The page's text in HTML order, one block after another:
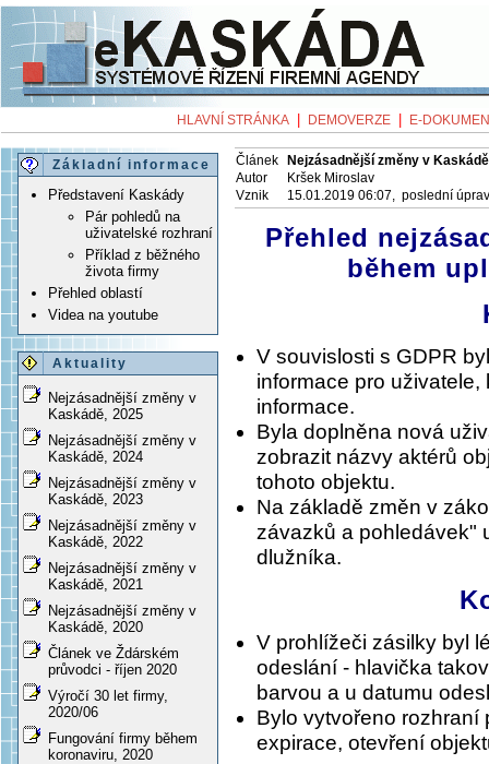
HLAVNÍ STRÁNKA DEMOVERZE E-
Základní informace
Představení Kaskády
Pár pohledů na
uživatelské rozhraní
Příklad z běžného
života firmy
Přehled oblastí
Videa na youtube
Aktuality
Nejzásadnější změny v
Kaskádě, 2025
Nejzásadnější změny v
Kaskádě, 2024
Nejzásadnější změny v
Kaskádě, 2023
Nejzásadnější změny v
Kaskádě, 2022
Nejzásadnější změny v
Kaskádě, 2021
Nejzásadnější změny v
Kaskádě, 2020
Článek ve Ždárském
průvodci - říjen 2020
Výročí 30 let firmy,
2020/06
Fungování firmy během
koronaviru, 2020
Článek
Nejzásadnější změny v
Autor
Kršek Miroslav
Vznik
15.01.2019 06:07, poslední
Přehled
během
V souvislosti s GDPR
informace pro
informace.
Byla doplněna nová
zobrazit názvy aktérů
tohoto objektu.
Na základě změn v
závazků a pohledávek"
dlužníka.
V prohlížeči zásilky byl
odeslání - hlavička
barvou a u datumu
Bylo vytvořeno rozhraní
expirace, otevření